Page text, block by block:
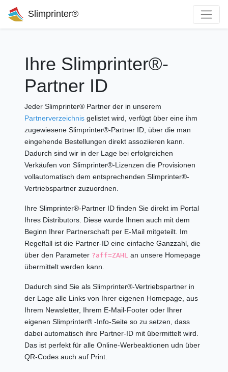
Slimprinter®
Ihre Slimprinter®-
Partner ID
Jeder Slimprinter® Partner der in unserem
Partnerverzeichnis gelistet wird, verfügt über eine ihm
zugewiesene Slimprinter®-Partner ID, über die man
eingehende Bestellungen direkt assoziieren kann.
Dadurch sind wir in der Lage bei erfolgreichen
Verkäufen von Slimprinter®-Lizenzen die Provisionen
vollautomatisch dem entsprechenden Slimprinter®-
Vertriebspartner zuzuordnen.
Ihre Slimprinter®-Partner ID finden Sie direkt im Portal
Ihres Distributors. Diese wurde Ihnen auch mit dem
Beginn Ihrer Partnerschaft per E-Mail mitgeteilt. Im
Regelfall ist die Partner-ID eine einfache Ganzzahl, die
über den Parameter ?aff=ZAHL an unsere Homepage
übermittelt werden kann.
Dadurch sind Sie als Slimprinter®-Vertriebspartner in
der Lage alle Links von Ihrer eigenen Homepage, aus
Ihrem Newsletter, Ihrem E-Mail-Footer oder Ihrer
eigenen Slimprinter® -Info-Seite so zu setzen, dass
dabei automatisch ihre Partner-ID mit übermittelt wird.
Das ist perfekt für alle Online-Werbeaktionen udn über
QR-Codes auch auf Print.